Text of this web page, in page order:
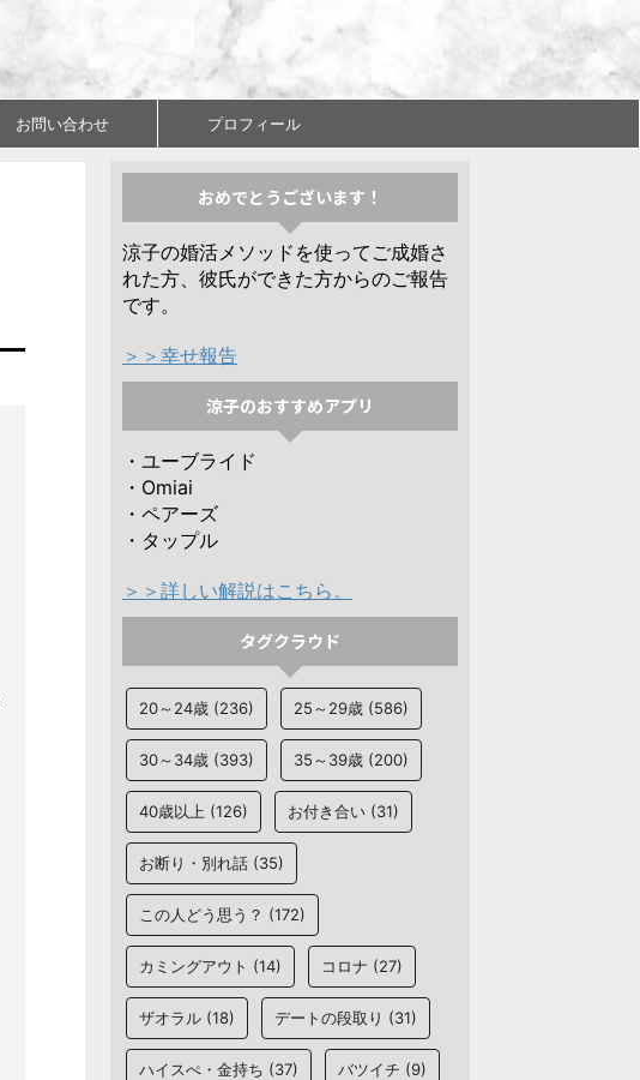
お問い合わせ プロフィール
おめでとうございます！
涼子の婚活メソッドを使ってご成婚さ
れた方、彼氏ができた方からのご報告
です。
＞＞幸せ報告
涼子のおすすめアプリ
・ユーブライド
・Omiai
・ペアーズ
・タップル
＞＞詳しい解説はこちら。
タグクラウド
20～24歳 (236) 25～29歳 (586)
30～34歳 (393) 35～39歳 (200)
40歳以上 (126) お付き合い (31)
お断り・別れ話 (35)
この人どう思う？ (172)
カミングアウト (14) コロナ (27)
ザオラル (18) デートの段取り (31)
ハイスぺ・金持ち (37) バツイチ (9)